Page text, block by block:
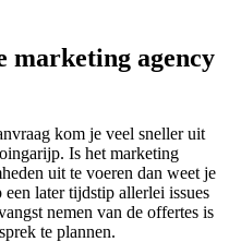
marketing agency
kom je veel sneller uit
Is het marketing
uit te voeren dan weet je
later tijdstip allerlei issues
nemen van de offertes is
te plannen.